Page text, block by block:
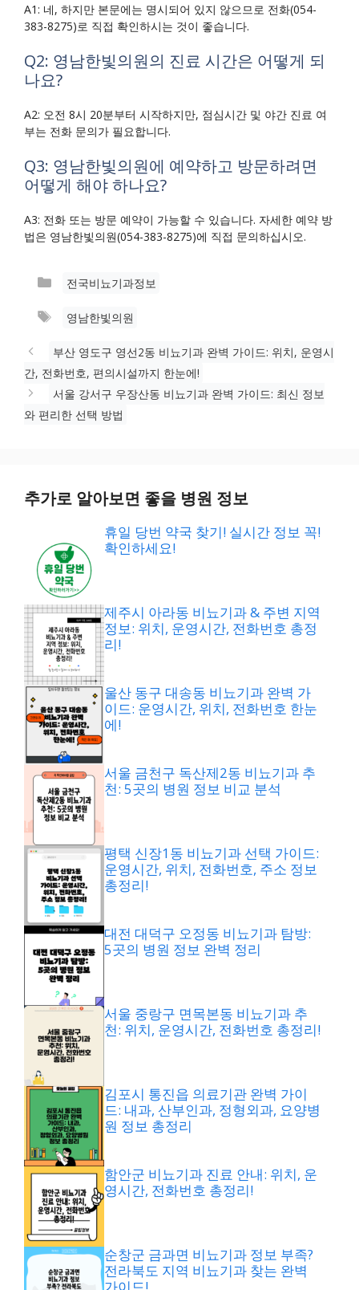
A1: 네, 하지만 본문에는 명시되어 있지 않으므로 전화(054-
383-8275)로 직접 확인하시는 것이 좋습니다.
Q2: 영남한빛의원의 진료 시간은 어떻게 되
나요?
A2: 오전 8시 20분부터 시작하지만, 점심시간 및 야간 진료 여
부는 전화 문의가 필요합니다.
Q3: 영남한빛의원에 예약하고 방문하려면
어떻게 해야 하나요?
A3: 전화 또는 방문 예약이 가능할 수 있습니다. 자세한 예약 방
법은 영남한빛의원(054-383-8275)에 직접 문의하십시오.
카
고
전국비뇨기과정보
태
영남한빛의원
부산 영도구 영선2동 비뇨기과 완벽 가이드: 위치, 운영시
간, 전화번호, 편의시설까지 한눈에!
서울 강서구 우장산동 비뇨기과 완벽 가이드: 최신 정보
와 편리한 선택 방법
추가로 알아보면 좋을 병원 정보
휴일 당번 약국 찾기! 실시간 정보 꼭!
확인하세요!
제주시 아라동 비뇨기과 & 주변 지역
정보: 위치, 운영시간, 전화번호 총정
리!
울산 동구 대송동 비뇨기과 완벽 가
이드: 운영시간, 위치, 전화번호 한눈
에!
서울 금천구 독산제2동 비뇨기과 추
천: 5곳의 병원 정보 비교 분석
평택 신장1동 비뇨기과 선택 가이드:
운영시간, 위치, 전화번호, 주소 정보
총정리!
대전 대덕구 오정동 비뇨기과 탐방:
5곳의 병원 정보 완벽 정리
서울 중랑구 면목본동 비뇨기과 추
천: 위치, 운영시간, 전화번호 총정리!
김포시 통진읍 의료기관 완벽 가이
드: 내과, 산부인과, 정형외과, 요양병
원 정보 총정리
함안군 비뇨기과 진료 안내: 위치, 운
영시간, 전화번호 총정리!
순창군 금과면 비뇨기과 정보 부족?
전라북도 지역 비뇨기과 찾는 완벽
가이드!